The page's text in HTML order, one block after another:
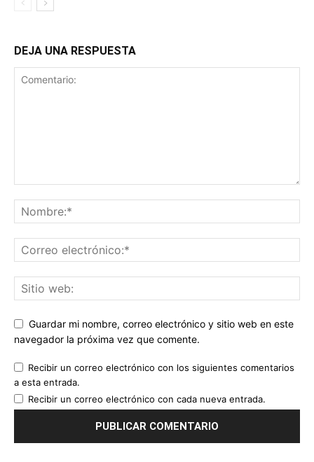
DEJA UNA RESPUESTA
Guardar mi nombre, correo electrónico y sitio web en este
navegador la próxima vez que comente.
Recibir un correo electrónico con los siguientes comentarios
a esta entrada.
Recibir un correo electrónico con cada nueva entrada.